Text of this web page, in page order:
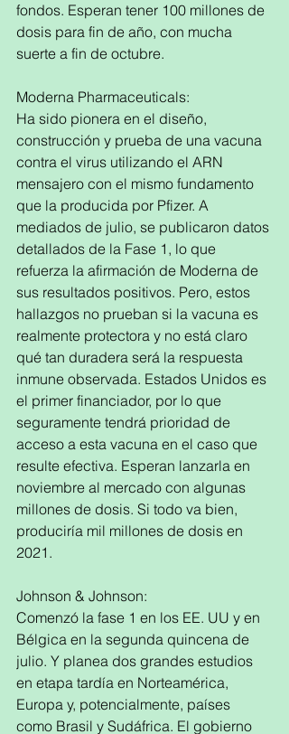
fondos. Esperan tener 100 millones de
dosis para fin de año, con mucha
suerte a fin de octubre.
Moderna Pharmaceuticals:
Ha sido pionera en el diseño,
construcción y prueba de una vacuna
contra el virus utilizando el ARN
mensajero con el mismo fundamento
que la producida por Pfizer. A
mediados de julio, se publicaron datos
detallados de la Fase 1, lo que
refuerza la afirmación de Moderna de
sus resultados positivos. Pero, estos
hallazgos no prueban si la vacuna es
realmente protectora y no está claro
qué tan duradera será la respuesta
inmune observada. Estados Unidos es
el primer financiador, por lo que
seguramente tendrá prioridad de
acceso a esta vacuna en el caso que
resulte efectiva. Esperan lanzarla en
noviembre al mercado con algunas
millones de dosis. Si todo va bien,
produciría mil millones de dosis en
2021.
Johnson & Johnson:
Comenzó la fase 1 en los EE. UU y en
Bélgica en la segunda quincena de
julio. Y planea dos grandes estudios
en etapa tardía en Norteamérica,
Europa y, potencialmente, países
como Brasil y Sudáfrica. El gobierno